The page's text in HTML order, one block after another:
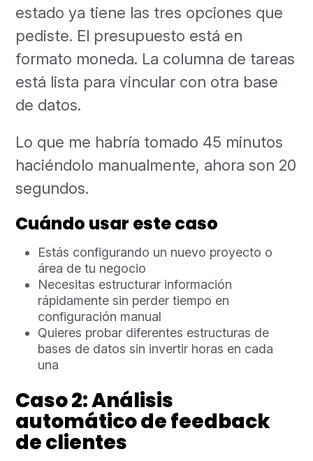
estado ya tiene las tres opciones que
pediste. El presupuesto está en
formato moneda. La columna de tareas
está lista para vincular con otra base
de datos.
Lo que me habría tomado 45 minutos
haciéndolo manualmente, ahora son 20
segundos.
Cuándo usar este caso
Estás configurando un nuevo proyecto o
área de tu negocio
Necesitas estructurar información
rápidamente sin perder tiempo en
configuración manual
Quieres probar diferentes estructuras de
bases de datos sin invertir horas en cada
una
Caso 2: Análisis
automático de feedback
de clientes